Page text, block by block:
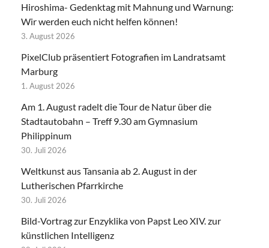
Hiroshima- Gedenktag mit Mahnung und Warnung:
Wir werden euch nicht helfen können!
3. August 2026
PixelClub präsentiert Fotografien im Landratsamt
Marburg
1. August 2026
Am 1. August radelt die Tour de Natur über die
Stadtautobahn – Treff 9.30 am Gymnasium
Philippinum
30. Juli 2026
Weltkunst aus Tansania ab 2. August in der
Lutherischen Pfarrkirche
30. Juli 2026
Bild-Vortrag zur Enzyklika von Papst Leo XIV. zur
künstlichen Intelligenz